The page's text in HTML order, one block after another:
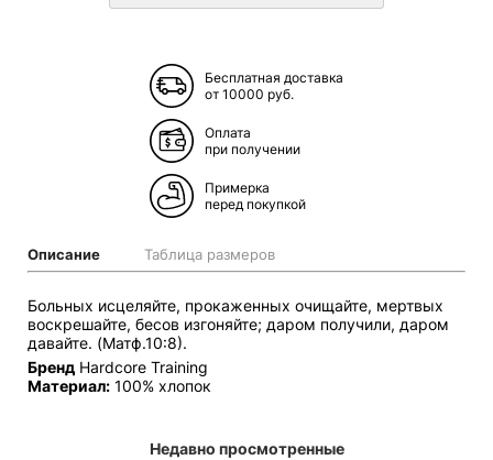
Бесплатная доставка
от 10000 руб.
Оплата
при получении
Примерка
перед покупкой
Описание Таблица размеров
Больных исцеляйте, прокаженных очищайте, мертвых
воскрешайте, бесов изгоняйте; даром получили, даром
давайте. (Матф.10:8).
Бренд Hardcore Training
Материал: 100% хлопок
Недавно просмотренные